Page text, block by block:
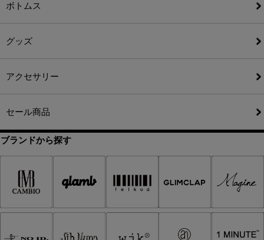
ボトムス
グッズ
アクセサリー
セール商品
ブランドから探す